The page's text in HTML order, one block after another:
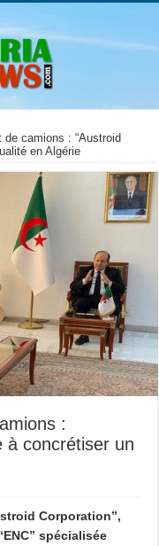
camions : “Austroid
en Algérie
:
à concrétiser un
Corporation”,
spécialisée